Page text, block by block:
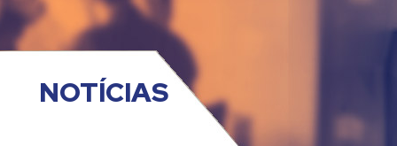
NOTÍCIAS